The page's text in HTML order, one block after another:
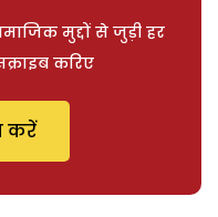
मुद्दों से जुड़ी हर
करिए
करें